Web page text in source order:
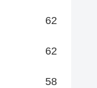
62
62
58